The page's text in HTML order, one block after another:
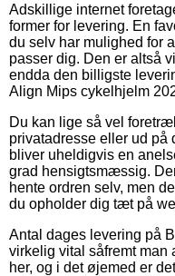
Adskillige internet
former for levering. En
du selv har mulighed for
passer dig. Den er altså
endda den billigste
Align Mips cykelhjelm
Du kan lige så vel
privatadresse eller ud på
bliver uheldigvis en
grad hensigtsmæssig.
hente ordren selv, men
du opholder dig tæt på
Antal dages levering på
virkelig vital såfremt man
her, og i det øjemed er